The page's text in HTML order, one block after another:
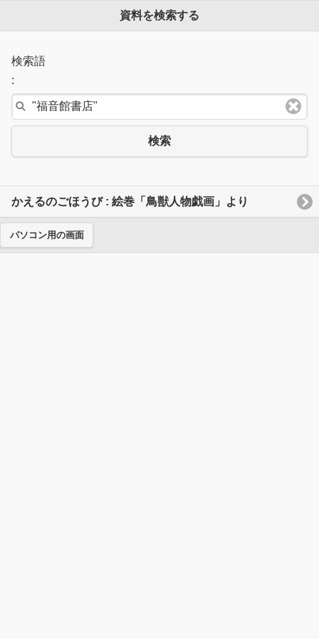
資料を検索する
検索語
:
検索
かえるのごほうび : 絵巻「鳥獣人物戯画」より
パソコン用の画面